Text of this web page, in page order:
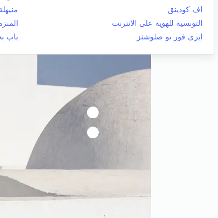
اف كودينق
التونسية للهوية على الانترنت
ايزي فور يو صلوشنز
باب